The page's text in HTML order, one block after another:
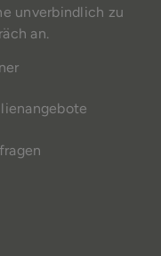
unverbindlich zu
an.